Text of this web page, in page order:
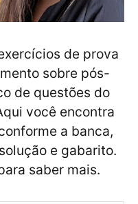
de prova
sobre pós-
de questões do
você encontra
a banca,
e gabarito.
saber mais.